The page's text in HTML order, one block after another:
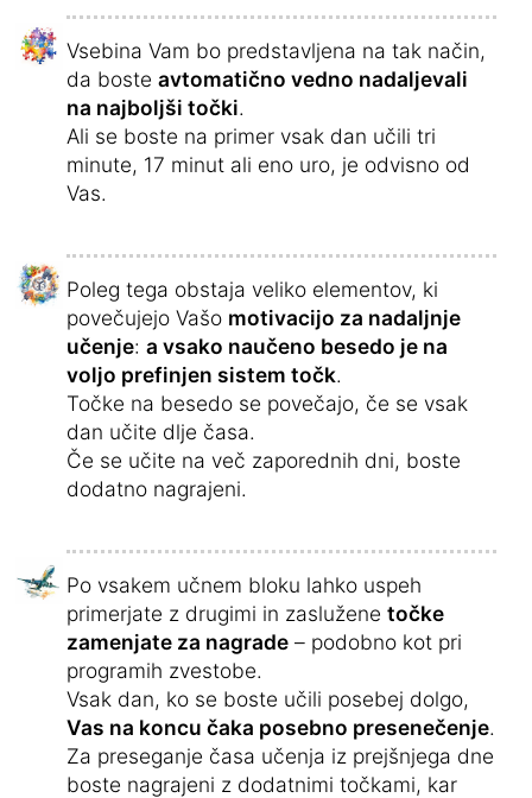
Vsebina Vam bo predstavljena na tak način,
da boste avtomatično vedno nadaljevali
na najboljši točki.
Ali se boste na primer vsak dan učili tri
minute, 17 minut ali eno uro, je odvisno od
Vas.
Poleg tega obstaja veliko elementov, ki
povečujejo Vašo motivacijo za nadaljnje
učenje: a vsako naučeno besedo je na
voljo prefinjen sistem točk.
Točke na besedo se povečajo, če se vsak
dan učite dlje časa.
Če se učite na več zaporednih dni, boste
dodatno nagrajeni.
Po vsakem učnem bloku lahko uspeh
primerjate z drugimi in zaslužene točke
zamenjate za nagrade – podobno kot pri
programih zvestobe.
Vsak dan, ko se boste učili posebej dolgo,
Vas na koncu čaka posebno presenečenje.
Za preseganje časa učenja iz prejšnjega dne
boste nagrajeni z dodatnimi točkami, kar